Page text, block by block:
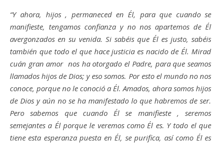
“Y ahora, hijos , permaneced en Él, para que cuando se
manifieste, tengamos confianza y no nos apartemos de Él
avergonzados en su venida. Si sabéis que Él es justo, sabéis
también que todo el que hace justicia es nacido de Él. Mirad
cuán gran amor nos ha otorgado el Padre, para que seamos
llamados hijos de Dios; y eso somos. Por esto el mundo no nos
conoce, porque no le conoció a Él. Amados, ahora somos hijos
de Dios y aún no se ha manifestado lo que habremos de ser.
Pero sabemos que cuando Él se manifieste
, seremos
semejantes a Él porque le veremos como Él es. Y todo el que
tiene esta esperanza puesta en Él, se purifica, así como Él es